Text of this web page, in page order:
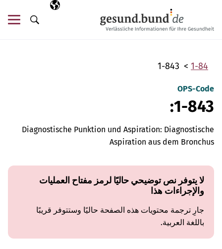
اللغة المختارة
AR
البحث
1-84
1-843
OPS-Code
1-843:
Diagnostische Punktion und Aspiration: Diagnostische
Aspiration aus dem Bronchus
لا يتوفر نص توضيحي حاليًا لرمز مفتاح العمليات
والإجراءات هذا
جارِ ترجمة محتويات هذه الصفحة حاليًا وستتوفر قريبًا
باللغة العربية.